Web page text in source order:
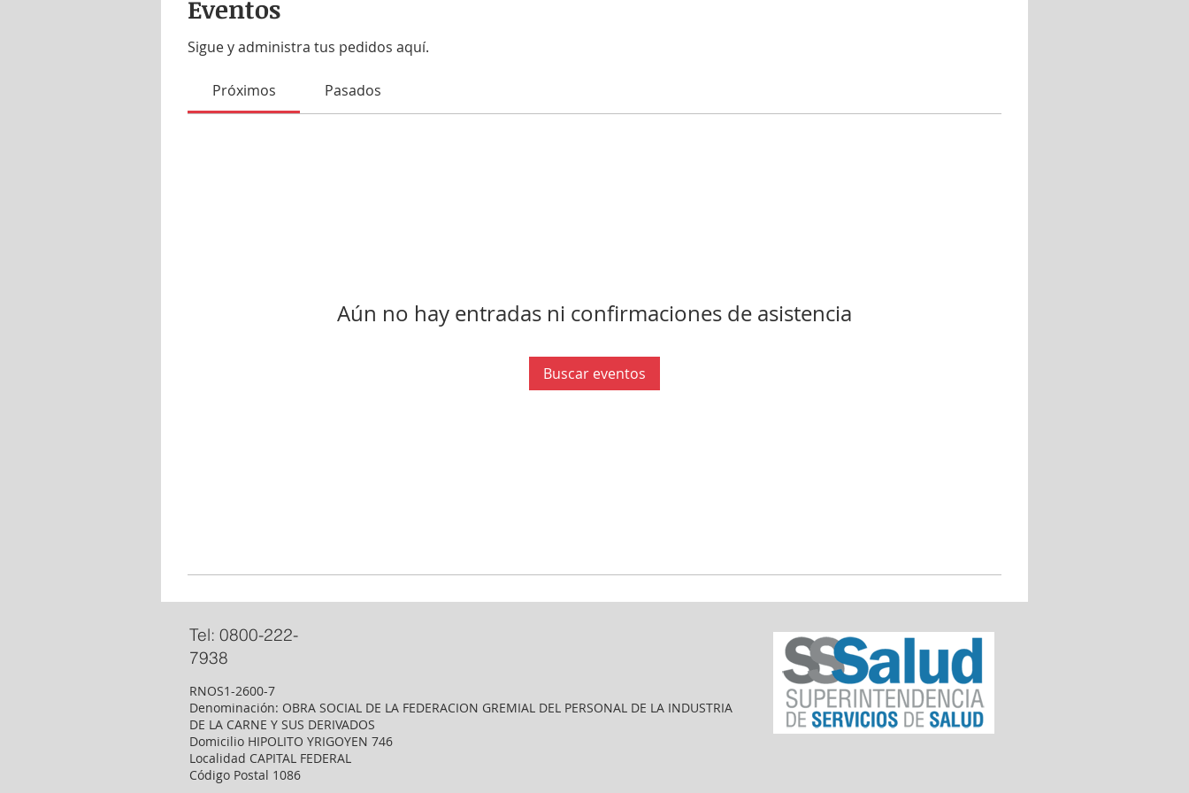
Eventos
Sigue y administra tus pedidos aquí.
Próximos Pasados
Aún no hay entradas ni confirmaciones de asistencia
Buscar eventos
RNOS1-2600-7
Denominación: OBRA SOCIAL DE LA FEDERACION GREMIAL DEL PERSONAL DE LA INDUSTRIA
DE LA CARNE Y SUS DERIVADOS
Domicilio HIPOLITO YRIGOYEN 746
Localidad CAPITAL FEDERAL
Código Postal 1086
Tel: 0800-222-
7938